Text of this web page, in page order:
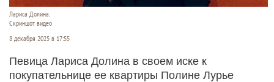
Лариса Долина.
Скриншот видео
8 декабря 2025 в 17:55
Певица Лариса Долина в своем иске к
покупательнице ее квартиры Полине Лурье